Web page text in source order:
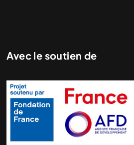
Avec le soutien de